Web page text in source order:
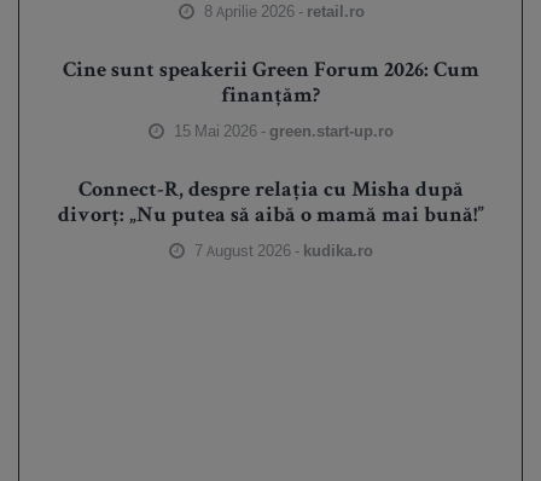
8 Aprilie 2026 - retail.ro
Cine sunt speakerii Green Forum 2026: Cum
finanțăm?
15 Mai 2026 - green.start-up.ro
Connect-R, despre relația cu Misha după
divorț: „Nu putea să aibă o mamă mai bună!”
7 August 2026 - kudika.ro